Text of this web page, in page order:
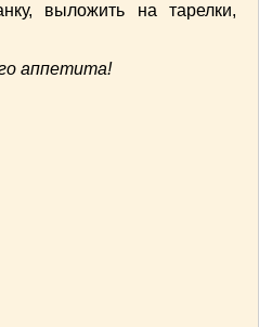
выложить на тарелки,
аппетита!